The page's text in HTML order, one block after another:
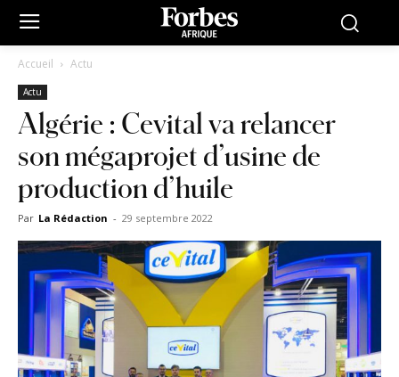
Accueil Actu
Actu
Algérie : Cevital va relancer
son mégaprojet d’usine de
production d’huile
Par La Rédaction - 29 septembre 2022